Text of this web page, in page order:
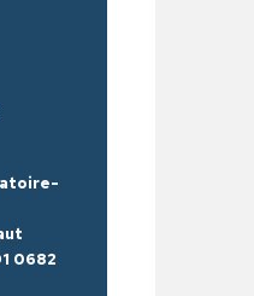
0682